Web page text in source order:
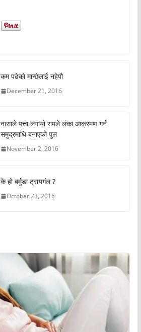
कम पढेको मान्छेलाई नहेपौ
December 21, 2016
नासाले पत्ता लगायो रामले लंका आक्रमण गर्न
समुद्रमाथि बनाएको पुल
November 2, 2016
के हो बर्मुडा ट्रायगंल ?
October 23, 2016